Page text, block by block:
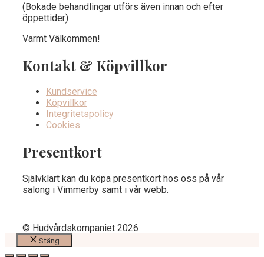
(Bokade behandlingar utförs även innan och efter
öppettider)
Varmt Välkommen!
Kontakt & Köpvillkor
Kundservice
Köpvillkor
Integritetspolicy
Cookies
Presentkort
Självklart kan du köpa presentkort hos oss på vår
salong i Vimmerby samt i vår webb.
© Hudvårdskompaniet 2026
Stäng